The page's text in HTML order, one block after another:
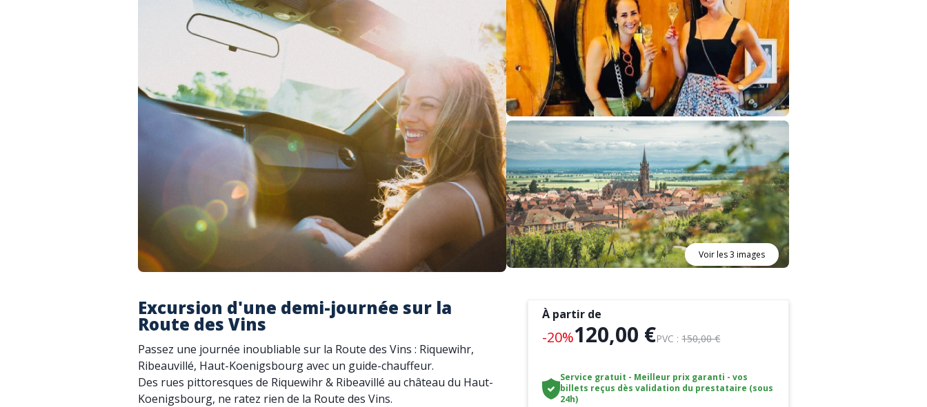
Voir les 3 images
Excursion d'une demi-journée sur la
Route des Vins
Passez une journée inoubliable sur la Route des Vins : Riquewihr,
Ribeauvillé, Haut-Koenigsbourg avec un guide-chauffeur.
Des rues pittoresques de Riquewihr & Ribeavillé au château du Haut-
Koenigsbourg, ne ratez rien de la Route des Vins.
À partir de
-20%120,00 €PVC :150,00 €
Service gratuit - Meilleur prix garanti - vos
billets reçus dès validation du prestataire (sous
24h)